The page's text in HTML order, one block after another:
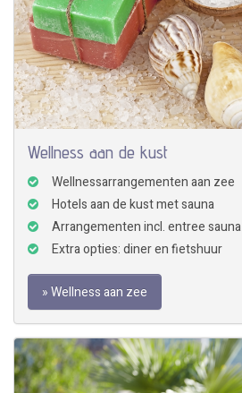
Wellness aan de kust
Wellnessarrangementen aan zee
Hotels aan de kust met sauna
Arrangementen incl. entree sauna
Extra opties: diner en fietshuur
» Wellness aan zee